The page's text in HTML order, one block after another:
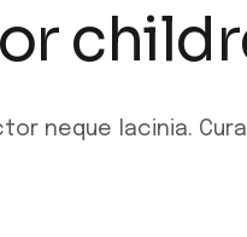
neque lacinia.